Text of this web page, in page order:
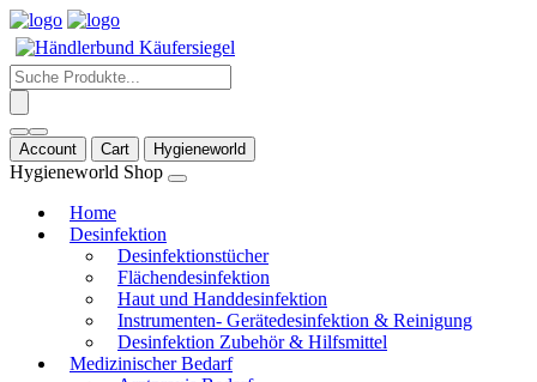
Products
search
Account Cart Hygieneworld
Hygieneworld Shop
Home
Desinfektion
Desinfektionstücher
Flächendesinfektion
Haut und Handdesinfektion
Instrumenten- Gerätedesinfektion & Reinigung
Desinfektion Zubehör & Hilfsmittel
Medizinischer Bedarf